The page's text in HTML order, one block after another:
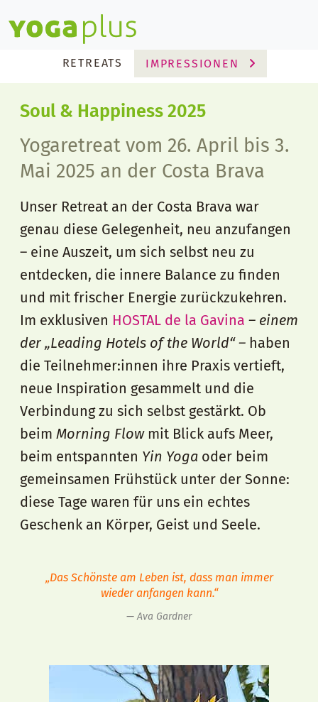
Yogaplus
RETREATS IMPRESSIONEN
Soul & Happiness 2025
Yogaretreat vom 26. April bis 3.
Mai 2025 an der Costa Brava
Unser Retreat an der Costa Brava war
genau diese Gelegenheit, neu anzufangen
– eine Auszeit, um sich selbst neu zu
entdecken, die innere Balance zu finden
und mit frischer Energie zurückzukehren.
Im exklusiven HOSTAL de la Gavina – einem
der „Leading Hotels of the World“ – haben
die Teilnehmer:innen ihre Praxis vertieft,
neue Inspiration gesammelt und die
Verbindung zu sich selbst gestärkt. Ob
beim Morning Flowmit Blick aufs Meer,
beim entspannten Yin Yoga oder beim
gemeinsamen Frühstück unter der Sonne:
diese Tage waren für uns ein echtes
Geschenk an Körper, Geist und Seele.
„Das Schönste am Leben ist, dass man immer
wieder anfangen kann.“
Ava Gardner